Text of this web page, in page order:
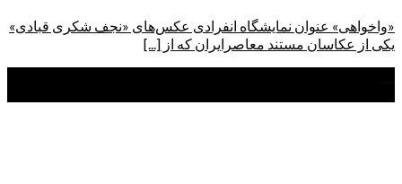
«واخواهی» عنوان نمایشگاه انفرادی عکس‌های «نجف شکری قبادی»
یکی از عکاسان مستند معاصرایران که از [...]